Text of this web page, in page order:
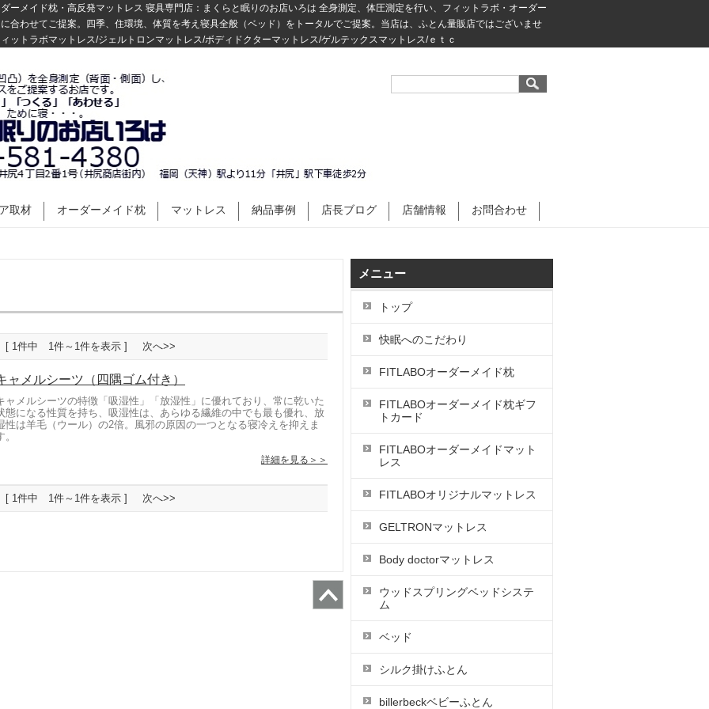
ーメイド枕・高反発マットレス 寝具専門店：まくらと眠りのお店いろは 全身測定、体圧測定を行い、フィットラボ・オーダー
合わせてご提案。四季、住環境、体質を考え寝具全般（ベッド）をトータルでご提案。当店は、ふとん量販店ではございませ
ットラボマットレス/ジェルトロンマットレス/ボディドクターマットレス/ゲルテックスマットレス/ｅｔｃ
取材 オーダーメイド枕 マットレス 納品事例 店長ブログ 店舗情報 お問合わせ
[ 1件中 1件～1件を表示 ] 次へ>>
ャメルシーツ（四隅ゴム付き）
ャメルシーツの特徴「吸湿性」「放湿性」に優れており、常に乾いた
態になる性質を持ち、吸湿性は、あらゆる繊維の中でも最も優れ、放
性は羊毛（ウール）の2倍。風邪の原因の一つとなる寝冷えを抑えま
。
詳細を見る＞＞
[ 1件中 1件～1件を表示 ] 次へ>>
メニュー
トップ
快眠へのこだわり
FITLABOオーダーメイド枕
FITLABOオーダーメイド枕ギフ
トカード
FITLABOオーダーメイドマット
レス
FITLABOオリジナルマットレス
GELTRONマットレス
Body doctorマットレス
ウッドスプリングベッドシステ
ム
ベッド
シルク掛けふとん
billerbeckベビーふとん